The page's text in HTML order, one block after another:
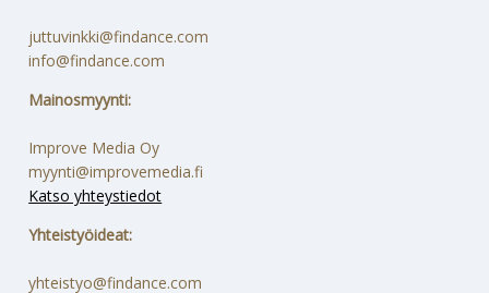
juttuvinkki@findance.com
info@findance.com
Mainosmyynti:
Improve Media Oy
myynti@improvemedia.fi
Katso yhteystiedot
Yhteistyöideat:
yhteistyo@findance.com